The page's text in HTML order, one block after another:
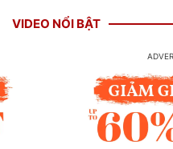
VIDEO NỔI BẬT